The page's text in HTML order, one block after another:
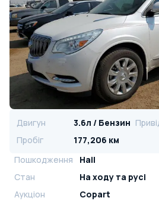
Двигун 3.6л / Бензин
Пробіг
177,206 км
Пошкодження
Hail
Стан
На ​​ходу та русі
Аукціон
Copart